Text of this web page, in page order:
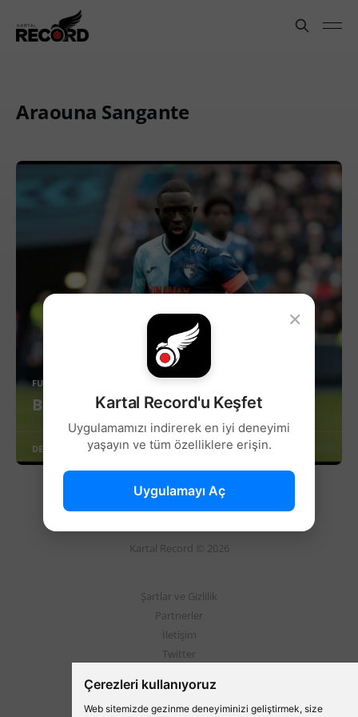
Çerezleri kullanıyoruz
Web sitemizde gezinme deneyiminizi geliştirmek, size
Araouna Sangante
FUTBOL
Beşiktaş'tan Fransa Çıkarması!
DEVAMINI OKU
Kartal Record © 2026
Şartlar ve Gizlilik
Partnerler
İletişim
Twitter
×
Kartal Record'u Keşfet
Uygulamamızı indirerek en iyi deneyimi
yaşayın ve tüm özelliklere erişin.
Uygulamayı Aç